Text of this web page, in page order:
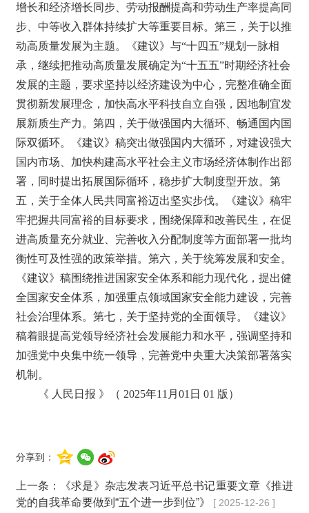
增长和经济增长同步、劳动报酬提高和劳动生产率提高同
步、中等收入群体持续扩大等重要目标。第三，关于以推
动高质量发展为主题。《建议》与“十四五”规划一脉相
承，继续把推动高质量发展确定为“十五五”时期经济社会
发展的主题，要求坚持以经济建设为中心，完整准确全面
贯彻新发展理念，加快高水平科技自立自强，因地制宜发
展新质生产力。第四，关于做强国内大循环、畅通国内国
际双循环。《建议》稿突出做强国内大循环，对建设强大
国内市场、加快构建高水平社会主义市场经济体制作出部
署，同时提出拓展国际循环，稳步扩大制度型开放。第
五，关于全体人民共同富裕迈出坚实步伐。《建议》稿牢
牢把握共同富裕的目标要求，围绕保障和改善民生，在促
进高质量充分就业、完善收入分配制度等方面部署一批均
衡性可及性强的政策举措。第六，关于统筹发展和安全。
《建议》稿围绕推进国家安全体系和能力现代化，提出健
全国家安全体系，加强重点领域国家安全能力建设，完善
社会治理体系。第七，关于坚持党的全面领导。《建议》
稿着眼提高党领导经济社会发展能力和水平，强调坚持和
加强党中央集中统一领导，完善党中央重大决策部署落实
机制。
《 人民日报 》（ 2025年11月01日 01 版）
分享到：
上一条：
《求是》杂志发表习近平总书记重要文章《推进
党的自我革命要做到“五个进一步到位”》
[ 2025-12-26 ]